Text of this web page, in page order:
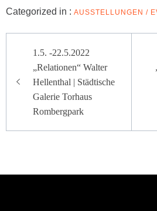
Categorized in : AUSSTELLUNGEN /
1.5. -22.5.2022
„Relationen“ Walter
Hellenthal | Städtische
Galerie Torhaus
Rombergpark